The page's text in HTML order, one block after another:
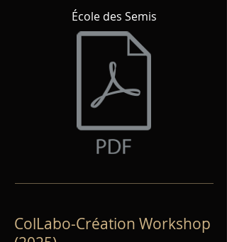
École des Semis
ColLabo-Création Workshop